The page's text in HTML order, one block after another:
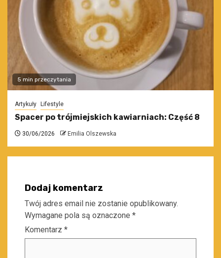
5 min przeczytania
Artykuły Lifestyle
Spacer po trójmiejskich kawiarniach: Część 8
30/06/2026 Emilia Olszewska
Dodaj komentarz
Twój adres email nie zostanie opublikowany.
Wymagane pola są oznaczone *
Komentarz *